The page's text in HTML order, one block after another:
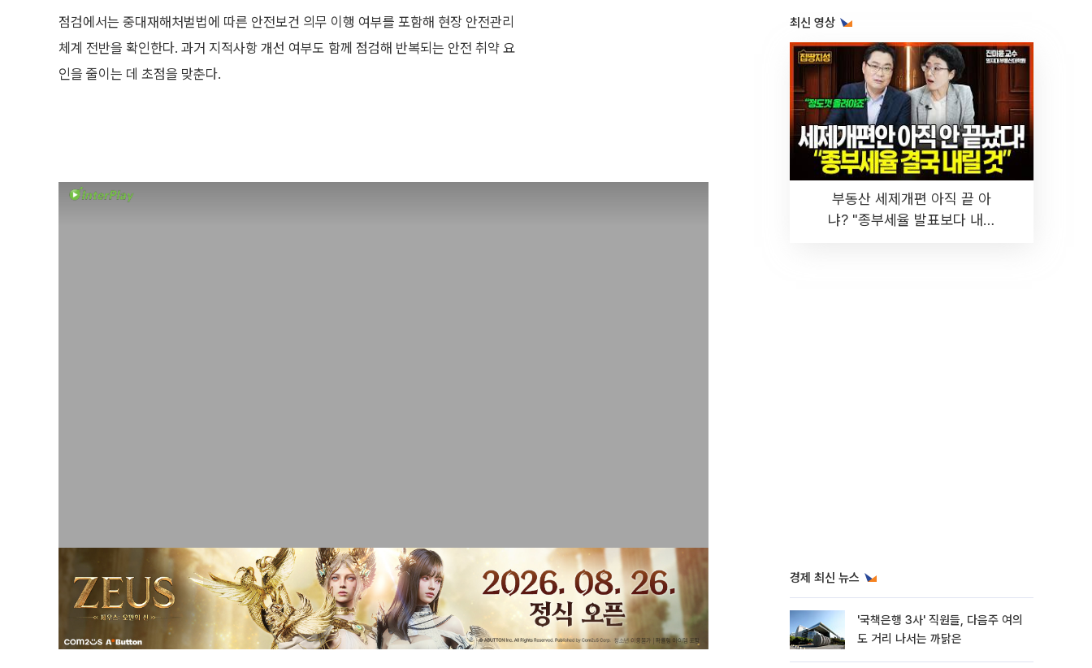
점검에서는 중대재해처벌법에 따른 안전보건 의무 이행 여부를 포함해 현장 안전관리
체계 전반을 확인한다. 과거 지적사항 개선 여부도 함께 점검해 반복되는 안전 취약 요
인을 줄이는 데 초점을 맞춘다.
최신 영상
부동산 세제개편 아직 끝 아
냐? "종부세율 발표보다 내릴
경제 최신 뉴스
'국책은행 3사' 직원들, 다음주 여의
도 거리 나서는 까닭은